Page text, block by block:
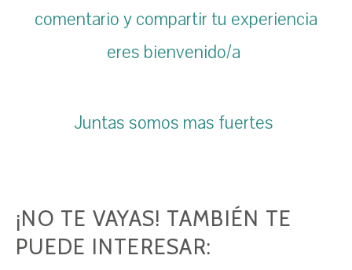
comentario y compartir tu experiencia
eres bienvenido/a
Juntas somos mas fuertes
¡NO TE VAYAS! TAMBIÉN TE
PUEDE INTERESAR: